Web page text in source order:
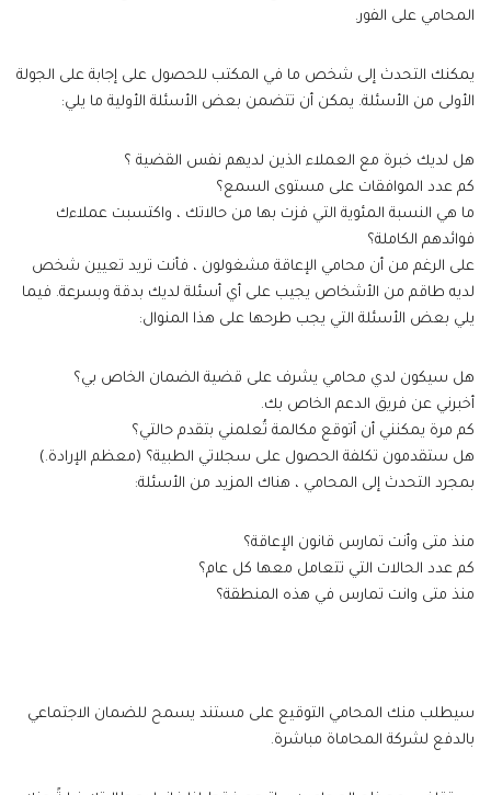
المحامي على الفور.
يمكنك التحدث إلى شخص ما في المكتب للحصول على إجابة على الجولة
الأولى من الأسئلة. يمكن أن تتضمن بعض الأسئلة الأولية ما يلي:
هل لديك خبرة مع العملاء الذين لديهم نفس القضية ؟
كم عدد الموافقات على مستوى السمع؟
ما هي النسبة المئوية التي فزت بها من حالاتك ، واكتسبت عملاءك
فوائدهم الكاملة؟
على الرغم من أن محامي الإعاقة مشغولون ، فأنت تريد تعيين شخص
لديه طاقم من الأشخاص يجيب على أي أسئلة لديك بدقة وبسرعة. فيما
يلي بعض الأسئلة التي يجب طرحها على هذا المنوال:
هل سيكون لدي محامي يشرف على قضية الضمان الخاص بي؟
أخبرني عن فريق الدعم الخاص بك.
كم مرة يمكنني أن أتوقع مكالمة تُعلمني بتقدم حالتي؟
هل ستقدمون تكلفة الحصول على سجلاتي الطبية؟ (معظم الإرادة.)
بمجرد التحدث إلى المحامي ، هناك المزيد من الأسئلة:
منذ متى وأنت تمارس قانون الإعاقة؟
كم عدد الحالات التي تتعامل معها كل عام؟
منذ متى وانت تمارس في هذه المنطقة؟
سيطلب منك المحامي التوقيع على مستند يسمح للضمان الاجتماعي
بالدفع لشركة المحاماة مباشرة.